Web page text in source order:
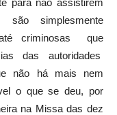
para não assistirem
são simplesmente
criminosas que
das autoridades
não há mais nem
o que se deu, por
na Missa das dez